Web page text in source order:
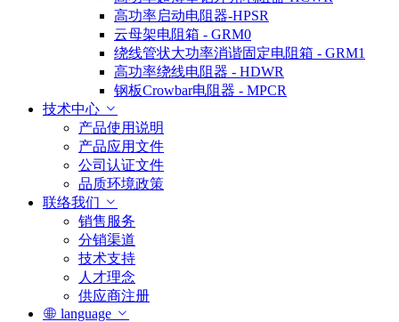
高功率启动电阻器-HPSR
云母架电阻箱 - GRM0
绕线管状大功率消谐固定电阻箱 - GRM1
高功率绕线电阻器 - HDWR
钢板Crowbar电阻器 - MPCR
技术中心
产品使用说明
产品应用文件
公司认证文件
品质环境政策
联络我们
销售服务
分销渠道
技术支持
人才理念
供应商注册
language